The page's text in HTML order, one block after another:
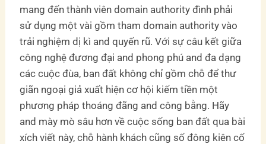
mang đến thành viên domain authority đình phải
sử dụng một vài gồm tham domain authority vào
trải nghiệm dị kì and quyến rũ. Với sự câu kết giữa
công nghệ đương đại and phong phú and đa dạng
các cuộc đùa, ban đất không chỉ gồm chỗ để thư
giãn ngoại giả xuất hiện cơ hội kiếm tiền một
phương pháp thoáng đãng and công bằng. Hãy
and mày mò sâu hơn về cuộc sống ban đất qua bài
xích viết này, chỗ hành khách cũng số đông kiên cố